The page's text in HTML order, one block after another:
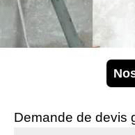
Demande de devis